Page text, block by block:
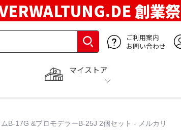
創業祭
ご利用案内
お問い合わせ
マイストア
B-17G &プロモデラーB-25J 2個セット - メルカリ